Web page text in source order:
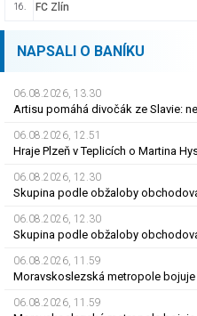
16. FC Zlín
NAPSALI O BANÍKU
06.08.2026, 13.30
06.08.2026, 12.51
06.08.2026, 12.30
06.08.2026, 12.30
06.08.2026, 11.59
06.08.2026, 11.59